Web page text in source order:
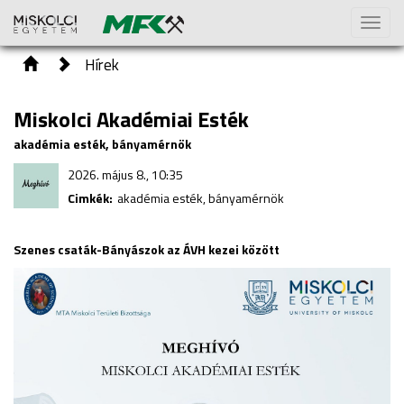
Toggle
Hírek
Miskolci Akadémiai Esték
akadémia esték, bányamérnök
2026. május 8., 10:35
Cimkék: akadémia esték, bányamérnök
Szenes csaták-Bányászok az ÁVH kezei között